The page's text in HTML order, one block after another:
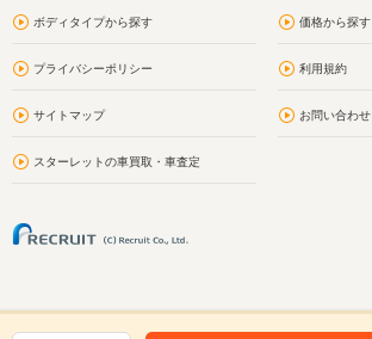
ボディタイプから探す 価格から探す
プライバシーポリシー 利用規約
サイトマップ お問い合わせ
スターレットの車買取・車査定